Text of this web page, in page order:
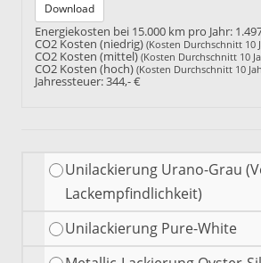
Download
Energiekosten bei 15.000 km pro Jahr:
CO2 Kosten (niedrig) (Kosten Durchschnitt 10
CO2 Kosten (mittel) (Kosten Durchschnitt 10
CO2 Kosten (hoch) (Kosten Durchschnitt 10
Jahressteuer:344,- €
Unilackierung Urano-Grau
Lackempfindlichkeit)
Unilackierung Pure-White